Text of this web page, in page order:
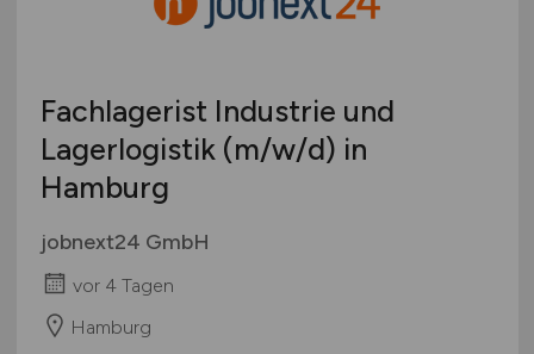
Fachlagerist Industrie und
Lagerlogistik (m/w/d) in
Hamburg
jobnext24 GmbH
vor 4 Tagen
Hamburg